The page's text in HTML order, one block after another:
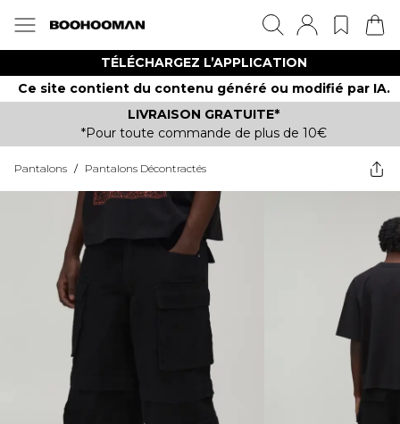
TÉLÉCHARGEZ L’APPLICATION
Ce site contient du contenu généré ou modifié par IA.
LIVRAISON GRATUITE*
*Pour toute commande de plus de 10€
Pantalons / Pantalons Décontractés